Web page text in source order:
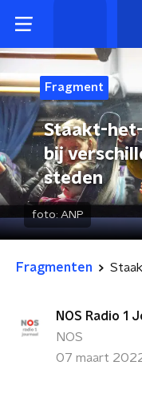
Fragment
Staakt-
bij
steden
foto:ANP
Fragmenten
NOS Radio 1
NOS
07 maart